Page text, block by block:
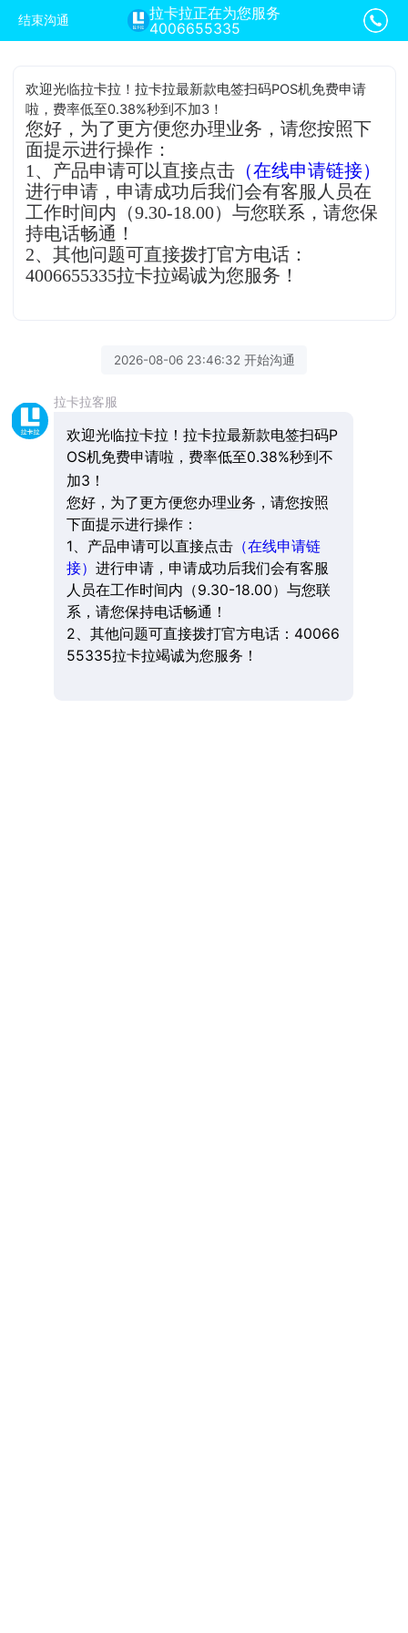
结束沟通
拉卡拉正在为您服务
4006655335
欢迎光临拉卡拉！拉卡拉最新款电签扫码POS机免费申请
啦，费率低至0.38%秒到不加3！
您好，为了更方便您办理业务，请您按照下
面提示进行操作：
1、产品申请可以直接点击 （在线申请链接）
进行申请，申请成功后我们会有客服人员在
工作时间内（9.30-18.00）与您联系，请您保
持电话畅通！
2、其他问题可直接拨打官方电话：
4006655335拉卡拉竭诚为您服务！
2026-08-06 23:46:32 开始沟通
拉卡拉客服
欢迎光临拉卡拉！拉卡拉最新款电签扫码P
OS机免费申请啦，费率低至0.38%秒到不
加3！
您好，为了更方便您办理业务，请您按照
下面提示进行操作：
1、产品申请可以直接点击（在线申请链
接） 进行申请，申请成功后我们会有客服
人员在工作时间内（9.30-18.00）与您联
系，请您保持电话畅通！
2、其他问题可直接拨打官方电话：40066
55335拉卡拉竭诚为您服务！